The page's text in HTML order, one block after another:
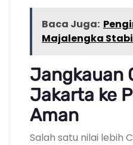
Baca Juga:
Majalengka
Jangkauan
Jakarta ke
Aman
Salah satu nilai lebih